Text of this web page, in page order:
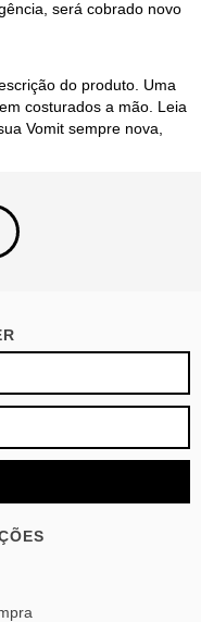
será cobrado novo
do produto. Uma
costurados a mão. Leia
Vomit sempre nova,